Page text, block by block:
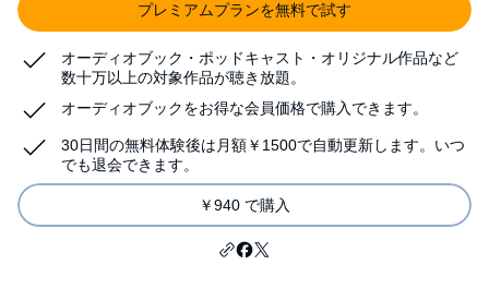
プレミアムプランを無料で試す
オーディオブック・ポッドキャスト・オリジナル作品など
数十万以上の対象作品が聴き放題。
オーディオブックをお得な会員価格で購入できます。
30日間の無料体験後は月額￥1500で自動更新します。いつ
でも退会できます。
￥940 で購入